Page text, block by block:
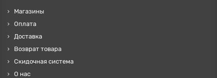
Магазины
Оплата
Доставка
Возврат товара
Скидочная система
О нас